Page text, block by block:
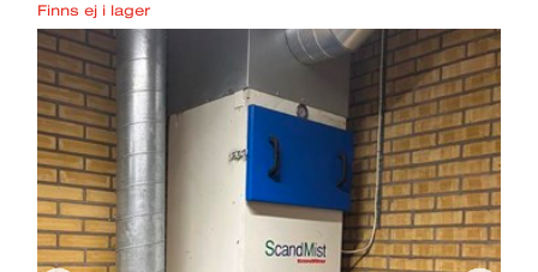
Finns ej i lager